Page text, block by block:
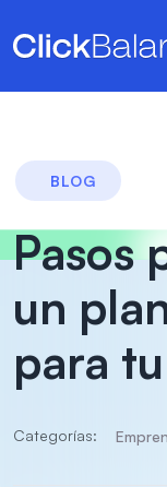
BLOG
Pasos
un
para
Categorías: